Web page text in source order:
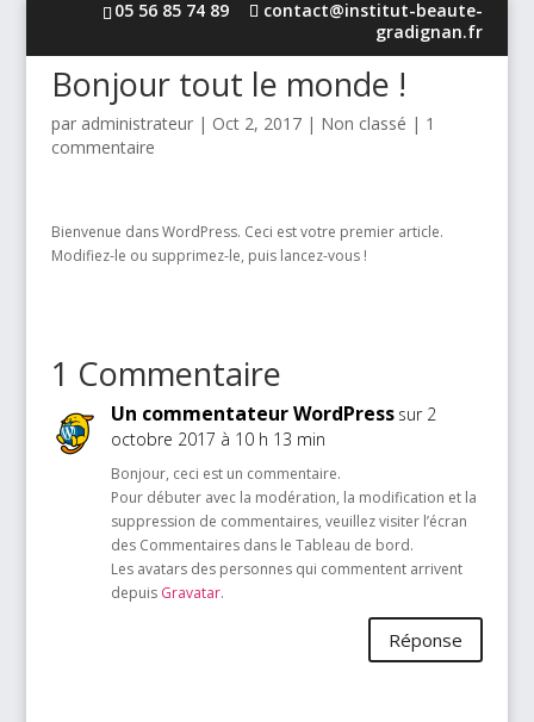
05 56 85 74 89
contact@institut-beaute-
gradignan.fr
Bonjour tout le monde !
par administrateur| Oct 2, 2017| Non classé | 1
commentaire
Bienvenue dans WordPress. Ceci est votre premier article.
Modifiez-le ou supprimez-le, puis lancez-vous !
1 Commentaire
Un commentateur WordPress sur 2
octobre 2017 à 10 h 13 min
Bonjour, ceci est un commentaire.
Pour débuter avec la modération, la modification et la
suppression de commentaires, veuillez visiter l’écran
des Commentaires dans le Tableau de bord.
Les avatars des personnes qui commentent arrivent
depuis Gravatar.
Réponse